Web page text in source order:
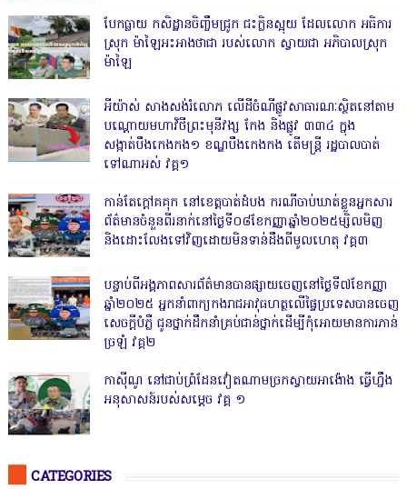
បែកធ្លាយ កសិដ្ឋានចិញ្ចឹមជ្រូក ជះក្លិនស្អុយ ដែលលោក អធិការ
ស្រុក ម៉ាឡៃអះអាងថាជា របស់លោក ស្វាយជា អភិបាលស្រុក
ម៉ាឡៃ
អីយ៉ាស់ សាងសង់រំលោភ លើដីចំណីផ្លូវសាធារណៈស្ថិតនៅតាម
បណ្ដោយមហាវិថីព្រះមុនីវង្ស កែង និងផ្លូវ ៣៣៤ ក្នុង
សង្កាត់បឹងកេងកង១ ខណ្ឌបឹងកេងកង តើមន្ត្រី រដ្ឋបាលបាត់
ទៅណាអស់ វគ្គ១
កាន់តែក្តៅគគុក នៅខេត្តបាត់ដំបង ករណីចាប់ឃាត់ខ្លួនអ្នកសារ
ព័ត៌មានចំនួនពីរនាក់នៅថ្ងៃទី០៨ខែកញ្ញាឆ្នាំ២០២៥ម្សិលមិញ
និងដោះលែងទៅវិញដោយមិនទាន់ដឹងពីមូលហេតុ វគ្គ៣
បន្ទាប់ពីអង្គភាពសារព័ត៌មានបានផ្សាយចេញនៅថ្ងៃទី៧ខែកញ្ញា
ឆ្នាំ២០២៥ អ្នកនាំពាក្យកងរាជអាវុធហត្ថលើផ្ទៃប្រទេសបានចេញ
សេចក្តីបំភ្លឺ ជូនថ្នាក់ដឹកនាំគ្រប់ជាន់ថ្នាក់ដើម្បីកុំអោយមានការភាន់
ច្រឡំ វគ្គ២
កាសុីណូ នៅជាប់ព្រំដែនវៀតណាមច្រកស្វាយអាង៉ោង ធ្វើហ្នឹង
អនុសាសន៍របស់សម្ដេច វគ្គ ១
CATEGORIES